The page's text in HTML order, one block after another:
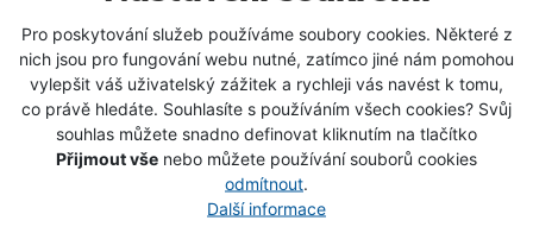
Pro poskytování služeb používáme soubory cookies. Některé z
nich jsou pro fungování webu nutné, zatímco jiné nám pomohou
vylepšit váš uživatelský zážitek a rychleji vás navést k tomu,
co právě hledáte. Souhlasíte s používáním všech cookies? Svůj
souhlas můžete snadno definovat kliknutím na tlačítko
Přijmout vše nebo můžete používání souborů cookies
odmítnout
Další informace